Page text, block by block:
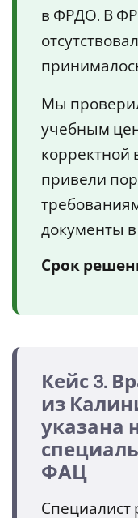
в ФРДО. В
Мы
учебным
корректной
привели
документы
Срок
Кейс 3.
из
указана
ФАЦ
Специалист